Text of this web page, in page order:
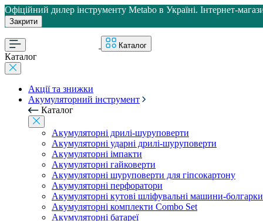
Офіційний дилер інструменту Metabo в Україні. Інтернет-
Закрити
Каталог
Каталог
Акції та знижки
Акумуляторний інструмент
Каталог
Акумуляторні дрилі-шуруповерти
Акумуляторні ударні дрилі-шуруповерти
Акумуляторні імпакти
Акумуляторні гайковерти
Акумуляторні шуруповерти для гіпсокартону
Акумуляторні перфоратори
Акумуляторні кутові шліфувальні машини-болгарки
Акумуляторні комплекти Combo Set
Акумуляторні батареї